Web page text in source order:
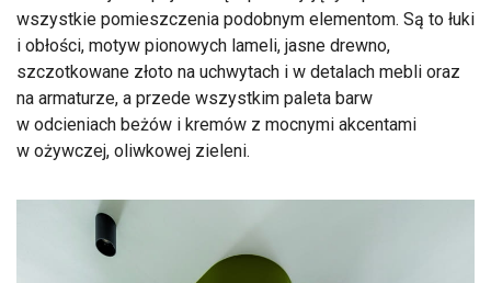
wszystkie pomieszczenia podobnym elementom. Są to łuki
i obłości, motyw pionowych lameli, jasne drewno,
szczotkowane złoto na uchwytach i w detalach mebli oraz
na armaturze, a przede wszystkim paleta barw
w odcieniach beżów i kremów z mocnymi akcentami
w ożywczej, oliwkowej zieleni.